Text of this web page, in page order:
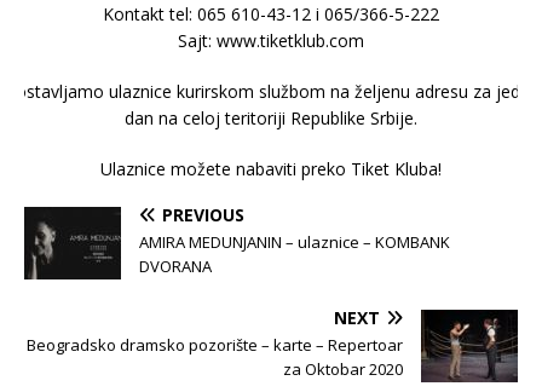
Kontakt tel: 065 610-43-12 i 065/366-5-222
Sajt: www.tiketklub.com
Dostavljamo ulaznice kurirskom službom na željenu adresu za jedan
dan na celoj teritoriji Republike Srbije.
Ulaznice možete nabaviti preko Tiket Kluba!
PREVIOUS
AMIRA MEDUNJANIN – ulaznice – KOMBANK
DVORANA
NEXT
Beogradsko dramsko pozorište – karte – Repertoar
za Oktobar 2020